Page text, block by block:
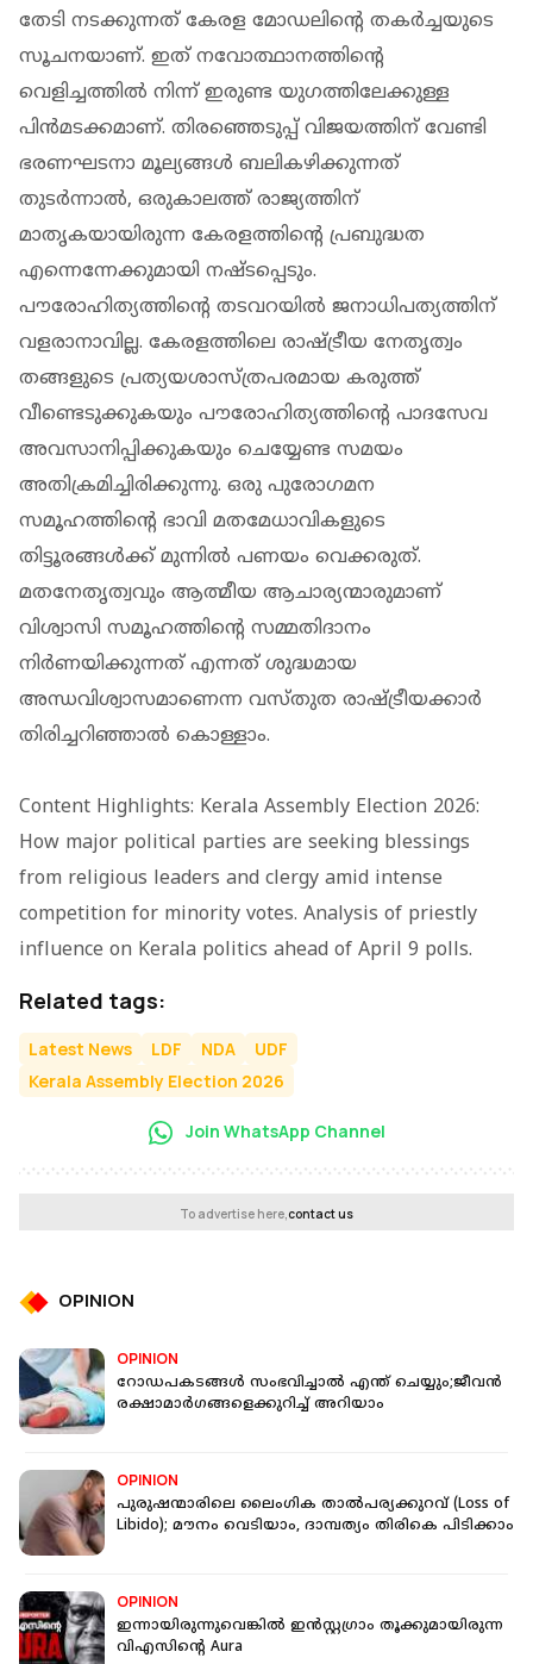
തേടി നടക്കുന്നത് കേരള മോഡലിന്റെ തകർച്ചയുടെ
സൂചനയാണ്. ഇത് നവോത്ഥാനത്തിന്റെ
വെളിച്ചത്തിൽ നിന്ന് ഇരുണ്ട യുഗത്തിലേക്കുള്ള
പിൻമടക്കമാണ്. തിരഞ്ഞെടുപ്പ് വിജയത്തിന് വേണ്ടി
ഭരണഘടനാ മൂല്യങ്ങൾ ബലികഴിക്കുന്നത്
തുടർന്നാൽ, ഒരുകാലത്ത് രാജ്യത്തിന്
മാതൃകയായിരുന്ന കേരളത്തിന്റെ പ്രബുദ്ധത
എന്നെന്നേക്കുമായി നഷ്ടപ്പെടും.
പൗരോഹിത്യത്തിന്റെ തടവറയിൽ ജനാധിപത്യത്തിന്
വളരാനാവില്ല. കേരളത്തിലെ രാഷ്ട്രീയ നേതൃത്വം
തങ്ങളുടെ പ്രത്യയശാസ്ത്രപരമായ കരുത്ത്
വീണ്ടെടുക്കുകയും പൗരോഹിത്യത്തിന്റെ പാദസേവ
അവസാനിപ്പിക്കുകയും ചെയ്യേണ്ട സമയം
അതിക്രമിച്ചിരിക്കുന്നു. ഒരു പുരോഗമന
സമൂഹത്തിന്റെ ഭാവി മതമേധാവികളുടെ
തിട്ടൂരങ്ങൾക്ക് മുന്നിൽ പണയം വെക്കരുത്.
മതനേതൃത്വവും ആത്മീയ ആചാര്യന്മാരുമാണ്
വിശ്വാസി സമൂഹത്തിന്റെ സമ്മതിദാനം
നിർണയിക്കുന്നത്‌ എന്നത്‌ ശുദ്ധമായ
അന്ധവിശ്വാസമാണെന്ന വസ്തുത രാഷ്ട്രീയക്കാർ
തിരിച്ചറിഞ്ഞാൽ കൊള്ളാം.
Content Highlights: Kerala Assembly Election 2026:
How major political parties are seeking blessings
from religious leaders and clergy amid intense
competition for minority votes. Analysis of priestly
influence on Kerala politics ahead of April 9 polls.
Related tags:
Latest News LDF NDA
UDF
Kerala Assembly Election 2026
Join WhatsApp Channel
To advertise here,contact us
OPINION
OPINION
റോഡപകടങ്ങള്‍ സംഭവിച്ചാല്‍ എന്ത് ചെയ്യും;ജീവന്‍
രക്ഷാമാര്‍ഗങ്ങളെക്കുറിച്ച് അറിയാം
OPINION
പുരുഷന്മാരിലെ ലൈംഗിക താല്‍പര്യക്കുറവ് (Loss of
Libido); മൗനം വെടിയാം, ദാമ്പത്യം തിരികെ പിടിക്കാം
OPINION
ഇന്നായിരുന്നുവെങ്കില്‍ ഇന്‍സ്റ്റഗ്രാം തൂക്കുമായിരുന്ന
വിഎസിന്റെ Aura